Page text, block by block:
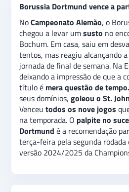
domínios, aplicou um
da Bélgica. Os escoceses, em
Slovan Bratislava, da
Borussia Dortmund o palpite
duelo desta terça-feira pela
primeira fase da Champions
mercado gols acima/abaixo , a
1,5 tento assinalado.
Borussia Dortmund vence a
NoCampeonato Alemão, o
chegou a levar umsusto no
Bochum. Em casa, saiu em
tentos, mas reagiu alcançando a
jornada de final de semana. Na
deixando a impressão de que a
título é mera questão de tempo.
seus domínios, goleou o St.
Venceu todos os nove jogos
na temporada. O palpite no
Dortmund é a recomendação
terça-feira pela segunda
versão 2024/2025 da